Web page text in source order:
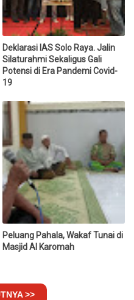
Deklarasi IAS Solo Raya. Jalin
Silaturahmi Sekaligus Gali
Potensi di Era Pandemi Covid-
19
Peluang Pahala, Wakaf Tunai di
Masjid Al Karomah
>>